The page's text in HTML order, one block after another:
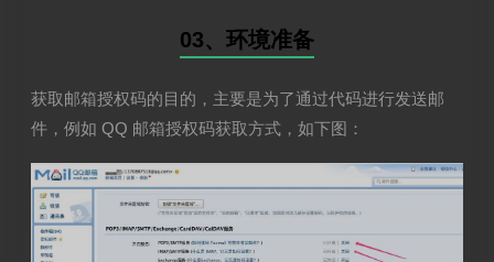
03、环境准备
获取邮箱授权码的目的，主要是为了通过代码进行发送邮
件，例如 QQ 邮箱授权码获取方式，如下图：